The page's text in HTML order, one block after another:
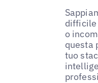
difficile
o
questa
tuo